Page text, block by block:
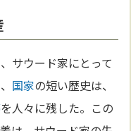
サウード家にとって
国家の短い歴史は、
を人々に残した。この